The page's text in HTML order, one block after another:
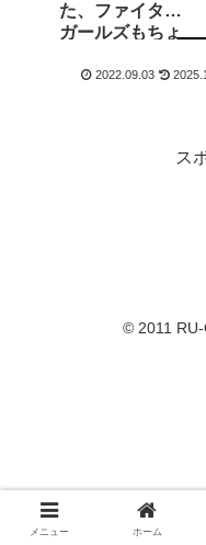
た、ファイター
ガールズもちょ
来日(更新）
2022.09.03
ス
© 2011 RU-
メニュー ホーム